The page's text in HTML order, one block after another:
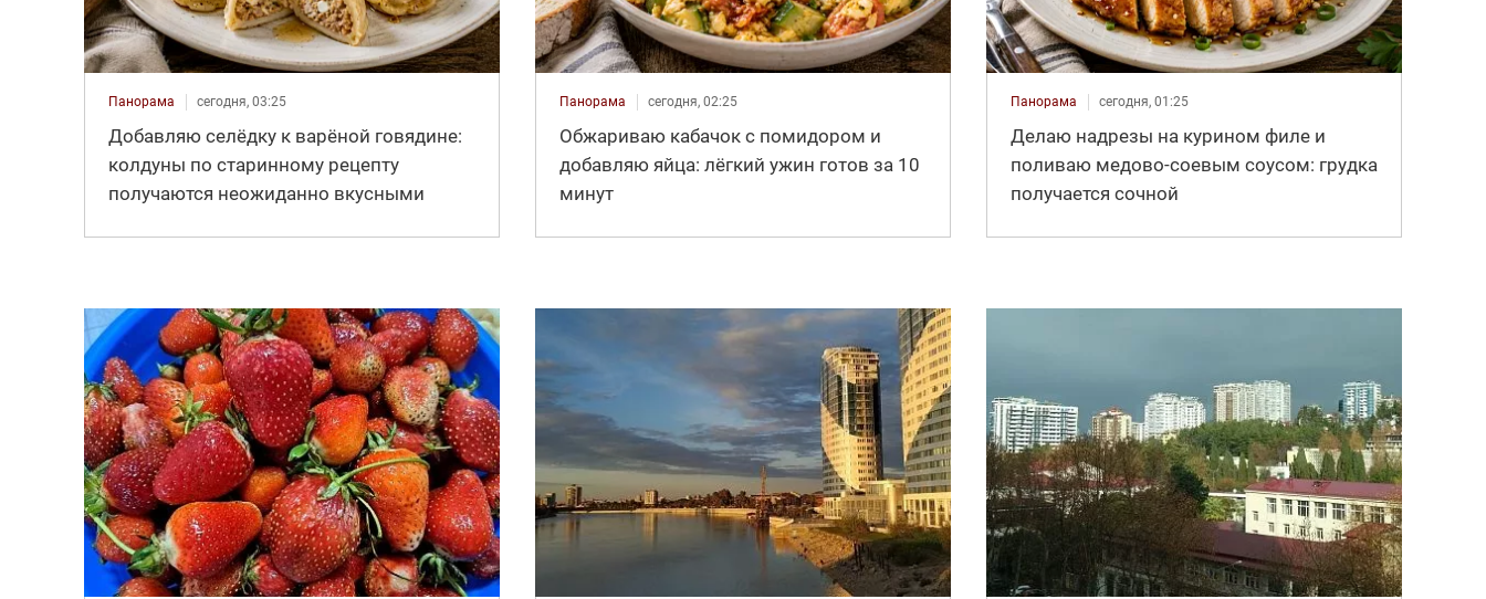
Панорама сегодня, 03:25
Добавляю селёдку к варёной говядине:
колдуны по старинному рецепту
получаются неожиданно вкусными
Панорама сегодня, 02:25
Обжариваю кабачок с помидором и
добавляю яйца: лёгкий ужин готов за 10
минут
Панорама сегодня, 01:25
Делаю надрезы на курином филе и
поливаю медово-соевым соусом: грудка
получается сочной